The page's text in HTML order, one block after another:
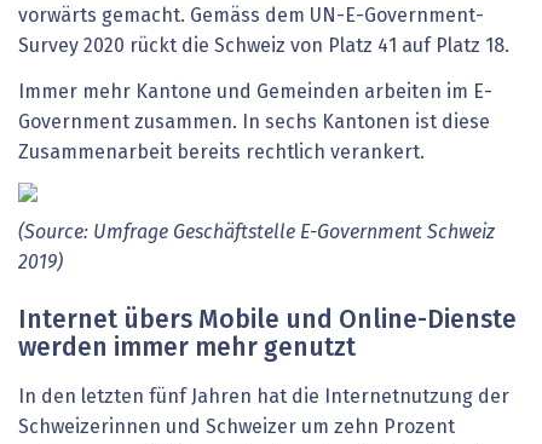
vorwärts gemacht. Gemäss dem UN-E-Government-
Survey 2020 rückt die Schweiz von Platz 41 auf Platz 18.
Immer mehr Kantone und Gemeinden arbeiten im E-
Government zusammen. In sechs Kantonen ist diese
Zusammenarbeit bereits rechtlich verankert.
(Source: Umfrage Geschäftstelle E-Government Schweiz
2019)
Internet übers Mobile und Online-Dienste
werden immer mehr genutzt
In den letzten fünf Jahren hat die Internetnutzung der
Schweizerinnen und Schweizer um zehn Prozent